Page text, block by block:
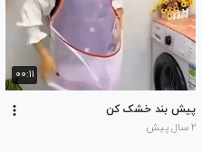
۰۰:۱۱
پیش بند خشک کن
۲ سال پیش